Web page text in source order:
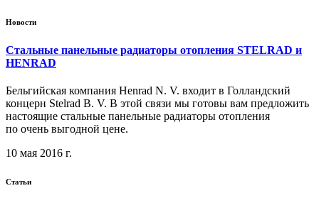
Новости
Стальные панельные радиаторы отопления STELRAD и
HENRAD
Бельгийская компания Henrad N. V. входит в Голландский
концерн Stelrad B. V. В этой связи мы готовы вам предложить
настоящие стальные панельные радиаторы отопления
по очень выгодной цене.
10 мая 2016 г.
Статьи